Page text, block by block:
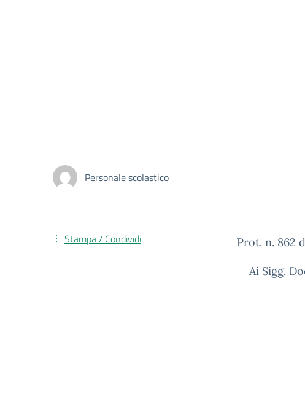
Personale scolastico
Prot. n. 862
Ai Sigg.
Stampa / Condividi